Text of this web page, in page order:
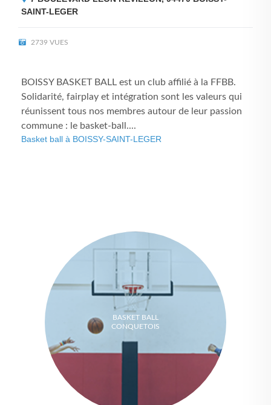
SAINT-LEGER
2739 VUES
BOISSY BASKET BALL est un club affilié à la FFBB.
Solidarité, fairplay et intégration sont les valeurs qui
réunissent tous nos membres autour de leur passion
commune : le basket-ball....
Basket ball à BOISSY-SAINT-LEGER
BASKET BALL
CONQUETOIS